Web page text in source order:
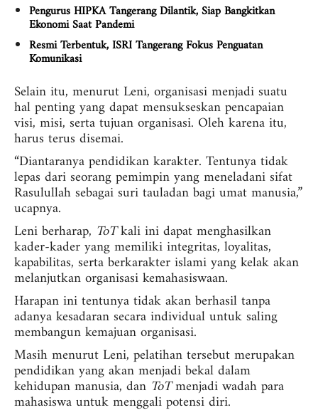
Pengurus HIPKA Tangerang Dilantik, Siap Bangkitkan
Ekonomi Saat Pandemi
Resmi Terbentuk, ISRI Tangerang Fokus Penguatan
Komunikasi
Selain itu, menurut Leni, organisasi menjadi suatu
hal penting yang dapat mensukseskan pencapaian
visi, misi, serta tujuan organisasi. Oleh karena itu,
harus terus disemai.
“Diantaranya pendidikan karakter. Tentunya tidak
lepas dari seorang pemimpin yang meneladani sifat
Rasulullah sebagai suri tauladan bagi umat manusia,”
ucapnya.
Leni berharap, ToTkali ini dapat menghasilkan
kader-kader yang memiliki integritas, loyalitas,
kapabilitas, serta berkarakter islami yang kelak akan
melanjutkan organisasi kemahasiswaan.
Harapan ini tentunya tidak akan berhasil tanpa
adanya kesadaran secara individual untuk saling
membangun kemajuan organisasi.
Masih menurut Leni, pelatihan tersebut merupakan
pendidikan yang akan menjadi bekal dalam
kehidupan manusia, dan ToTmenjadi wadah para
mahasiswa untuk menggali potensi diri.